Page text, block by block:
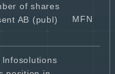
of shares
AB (publ)
MFN